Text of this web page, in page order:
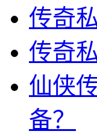
传奇
传奇
仙侠
备？